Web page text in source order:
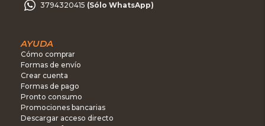
3794320415 (Sólo WhatsApp)
AYUDA
Cómo comprar
Formas de envío
Crear cuenta
Formas de pago
Pronto consumo
Promociones bancarias
Descargar acceso directo